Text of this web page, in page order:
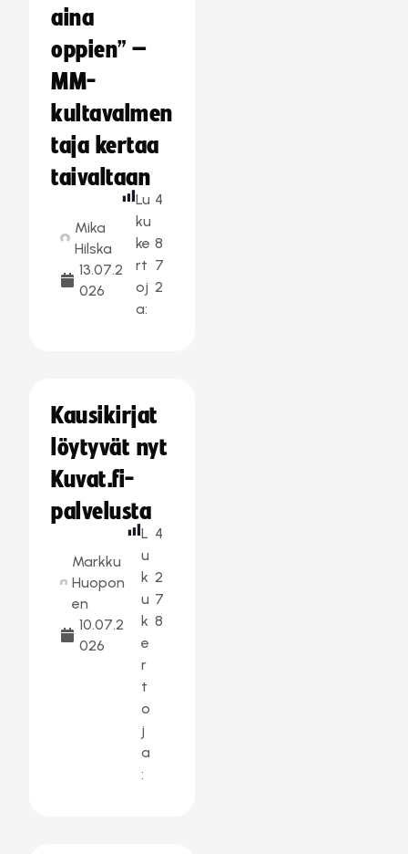
aina
oppien” –
MM-
kultavalmen
taja kertaa
taivaltaan
Mika
Hilska
13.07.2
026
Lu
ku
ke
rt
oj
a:
4
8
7
2
Kausikirjat
löytyvät nyt
Kuvat.fi-
palvelusta
Markku
Huopon
en
10.07.2
026
L
u
k
u
k
e
r
t
o
j
a
:
4
2
7
8